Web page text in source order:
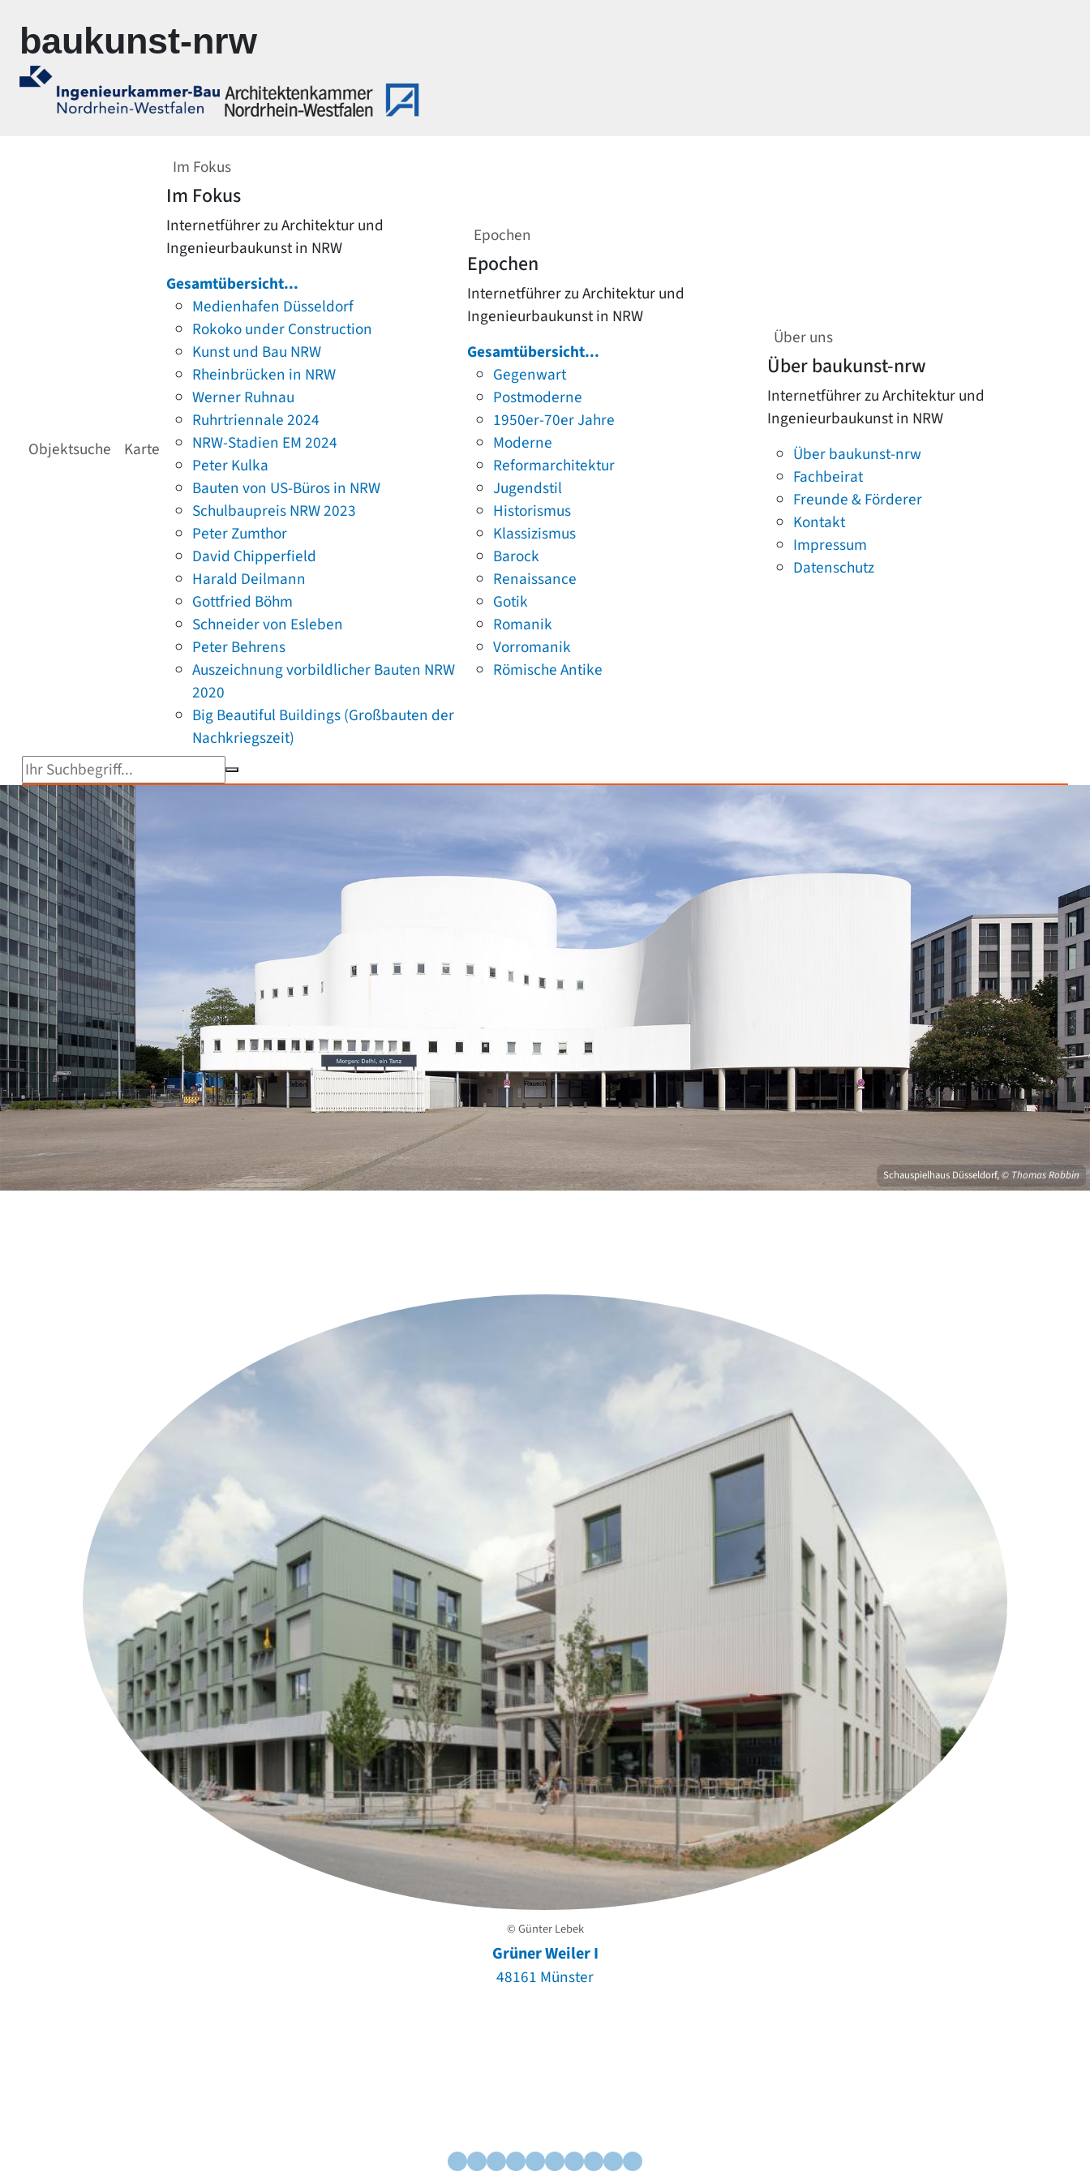
baukunst-nrw
Objektsuche Karte
Im Fokus
Im Fokus
Internetführer zu Architektur und
Ingenieurbaukunst in NRW
Gesamtübersicht...
Medienhafen Düsseldorf
Rokoko under Construction
Kunst und Bau NRW
Rheinbrücken in NRW
Werner Ruhnau
Ruhrtriennale 2024
NRW-Stadien EM 2024
Peter Kulka
Bauten von US-Büros in NRW
Schulbaupreis NRW 2023
Peter Zumthor
David Chipperfield
Harald Deilmann
Gottfried Böhm
Schneider von Esleben
Peter Behrens
Auszeichnung vorbildlicher Bauten NRW
2020
Big Beautiful Buildings (Großbauten der
Nachkriegszeit)
Epochen
Epochen
Internetführer zu Architektur und
Ingenieurbaukunst in NRW
Gesamtübersicht...
Gegenwart
Postmoderne
1950er-70er Jahre
Moderne
Reformarchitektur
Jugendstil
Historismus
Klassizismus
Barock
Renaissance
Gotik
Romanik
Vorromanik
Römische Antike
Über uns
Über baukunst-nrw
Internetführer zu Architektur und
Ingenieurbaukunst in NRW
Über baukunst-nrw
Fachbeirat
Freunde & Förderer
Kontakt
Impressum
Datenschutz
Suchbegriff eingeben
Schauspielhaus Düsseldorf,© Thomas Robbin
© Günter Lebek
Grüner Weiler I
48161 Münster